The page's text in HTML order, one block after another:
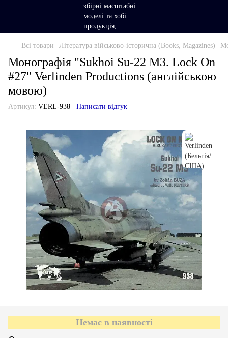
Всі товари Література військово-історична (Books, Magazines)
Монографія "Sukhoi Su-22 M3. Lock On
#27" Verlinden Productions (англійською
мовою)
Артикул: VERL-938 Написати відгук
Немає в наявності